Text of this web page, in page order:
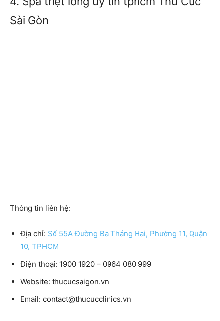
Sài Gòn
Thông tin liên hệ:
Địa chỉ: Số 55A Đường Ba Tháng Hai, Phường 11, Quận
10, TPHCM
Điện thoại: 1900 1920 – 0964 080 999
Website: thucucsaigon.vn
Email: contact@thucucclinics.vn